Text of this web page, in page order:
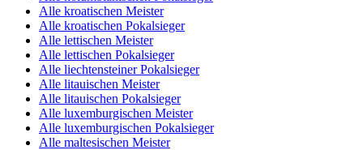
Alle kroatischen Meister
Alle kroatischen Pokalsieger
Alle lettischen Meister
Alle lettischen Pokalsieger
Alle liechtensteiner Pokalsieger
Alle litauischen Meister
Alle litauischen Pokalsieger
Alle luxemburgischen Meister
Alle luxemburgischen Pokalsieger
Alle maltesischen Meister